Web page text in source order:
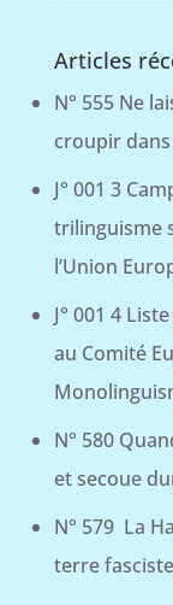
Articles
N° 555 Ne
croupir
J° 001 3
trilinguisme
l’Union
J° 001 4
au Comité
N° 580
et secoue
N° 579 La
terre